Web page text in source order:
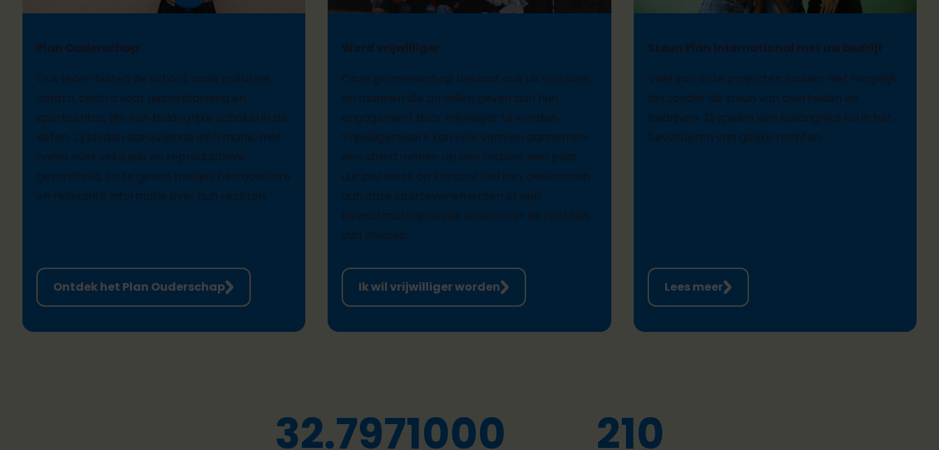
Plan Ouderschap
Ook leden buiten de school, zoals culturele
centra, centra voor gezinsplanning en
sportcentra, zijn een belangrijke schakel in de
keten. Zij bieden aanvullende informatie, met
name over seksuele en reproductieve
gezondheid, en ze geven meisjes betrouwbare
en relevante informatie over hun rechten.
Ontdek het Plan Ouderschap
Word vrijwilliger
Onze gemeenschap bestaat ook uit vrouwen
en mannen die zin willen geven aan hun
engagement door vrijwilliger te worden.
Vrijwilligerswerk kan vele vormen aannemen:
een stand runnen op een festival, een paar
uur per week op kantoor werken, deelnemen
aan onze sportevenementen of een
bewustmakingssessie leiden over de rechten
van meisjes.
Ik wil vrijwilliger worden
Steun Plan International met uw bedrijf
Veel van onze projecten zouden niet mogelijk
zijn zonder de steun van overheden en
bedrijven. Zij spelen een belangrijke rol in het
bevorderen van gelijke rechten.
Lees meer
32.7971000 210